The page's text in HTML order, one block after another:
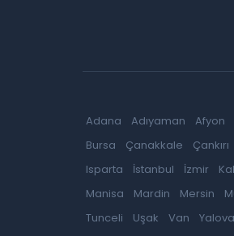
Adana Adıyaman Afyon
Bursa
Çanakkale Çankırı
Isparta
İstanbul İzmir
Manisa
Mardin Mersin
Tunceli
Uşak Van Yalova